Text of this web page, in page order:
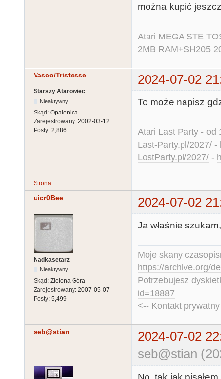
można kupić
Atari MEGA STE
2MB RAM+SH205
Vasco/Tristesse 2024-07-02
Starszy Atarowiec
Nieaktywny
Skąd: Opalenica
Zarejestrowany: 2002-03-12
Posty: 2,886
To może napisz
Atari Last Party - od
Last-Party.pl/2027/ -
LostParty.pl/2027/ -
Strona
uicr0Bee 2024-07-02
Nadkasetarz
Nieaktywny
Skąd: Zielona Góra
Zarejestrowany: 2007-05-07
Posty: 5,499
Ja właśnie
Moje skany
https://archive.org/
Potrzebujesz
id=18887
<-- Kontakt
seb@stian
2024-07-02
seb@stian
No, tak jak pisałem